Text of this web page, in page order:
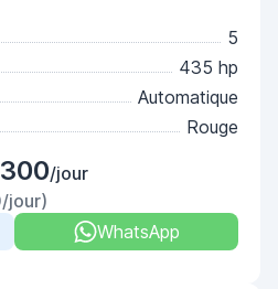
5
435 hp
Automatique
Rouge
/jour
jour)
WhatsApp